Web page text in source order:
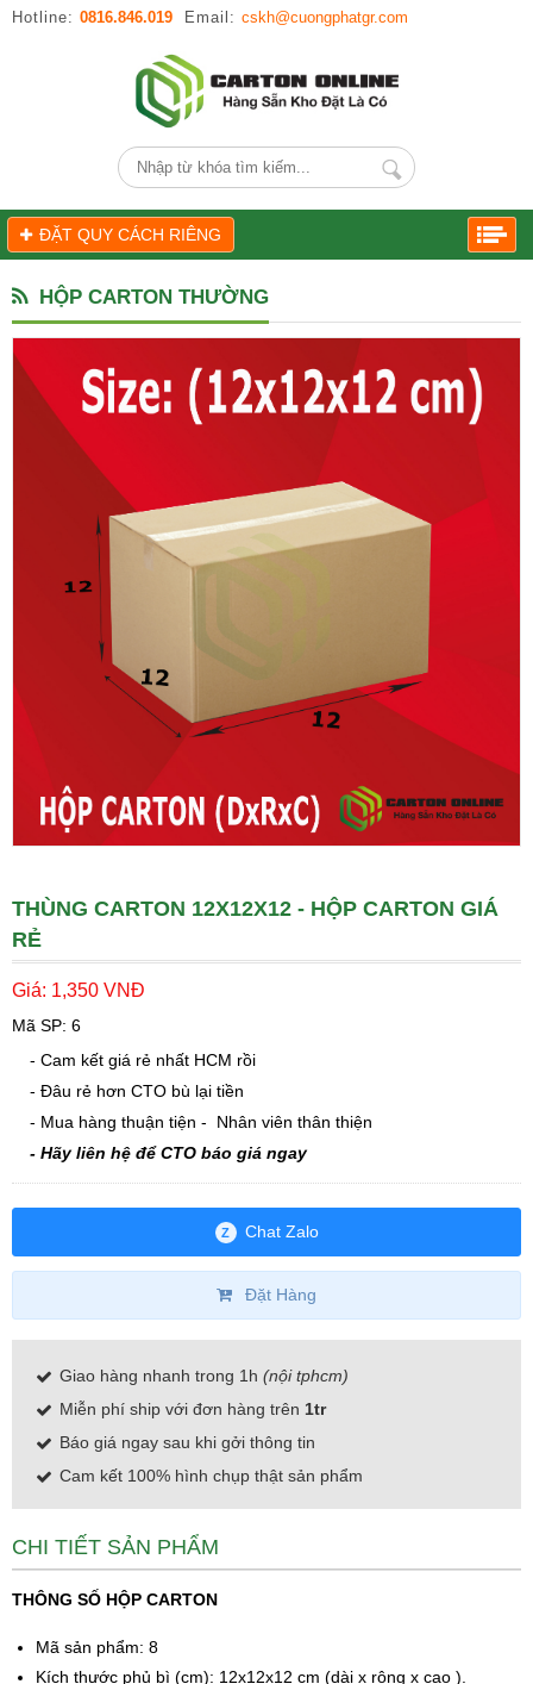
Hotline: 0816.846.019 Email: cskh@cuongphatgr.com
ĐẶT QUY CÁCH RIÊNG
HỘP CARTON THƯỜNG
THÙNG CARTON 12X12X12 - HỘP CARTON GIÁ
RẺ
Giá: 1,350 VNĐ
Mã SP: 6
- Cam kết giá rẻ nhất HCM rồi
- Đâu rẻ hơn CTO bù lại tiền
- Mua hàng thuận tiện - Nhân viên thân thiện
- Hãy liên hệ để CTO báo giá ngay
Z Chat Zalo
Đặt Hàng
Giao hàng nhanh trong 1h (nội tphcm)
Miễn phí ship với đơn hàng trên 1tr
Báo giá ngay sau khi gởi thông tin
Cam kết 100% hình chụp thật sản phẩm
CHI TIẾT SẢN PHẨM
THÔNG SỐ HỘP CARTON
Mã sản phẩm: 8
Kích thước phủ bì (cm): 12x12x12 cm (dài x rộng x cao ).